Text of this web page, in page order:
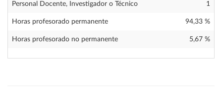
Personal Docente, Investigador o Técnico 1
Horas profesorado permanente 94,33 %
Horas profesorado no permanente 5,67 %